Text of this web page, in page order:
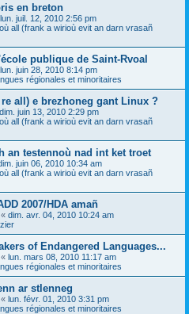
en breton
lun. juil. 12, 2010 2:56 pm
all (frank a wirioù evit an darn vrasañ
publique de Saint-Rvoal
lun. juin 28, 2010 8:14 pm
régionales et minoritaires
all) e brezhoneg gant Linux ?
dim. juin 13, 2010 2:29 pm
all (frank a wirioù evit an darn vrasañ
an testennoù nad int ket troet
juin 06, 2010 10:34 am
all (frank a wirioù evit an darn vrasañ
2007/HDA amañ
« dim. avr. 04, 2010 10:24 am
of Endangered Languages...
« lun. mars 08, 2010 11:17 am
régionales et minoritaires
ar stlenneg
« lun. févr. 01, 2010 3:31 pm
régionales et minoritaires